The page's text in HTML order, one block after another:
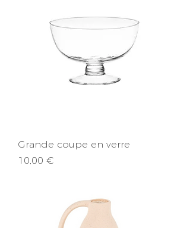
Grande coupe en verre
Prix
10,00 €